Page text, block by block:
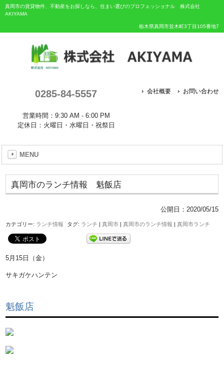
真岡市の賃貸物件、不動産をお探しなら、住まい選びのプロフェッショナル 株式会社
AKIYAMA
栃木県真岡市並木町3丁目105番地7
0285-84-5557
営業時間：9:30 AM - 6:00 PM
定休日：火曜日・水曜日・祝祭日
会社概要 お問い合わせ
MENU
真岡市のランチ情報 魁飯店
公開日： 2020/05/15
カテゴリー: ランチ情報 タグ: ランチ |真岡市 |真岡市のランチ情報 |真岡市ランチ
5月15日（金）
サキガケハンテン
魁飯店